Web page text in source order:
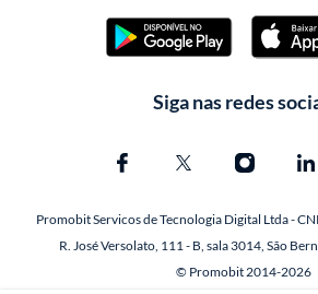
Siga nas redes
Promobit Servicos de Tecnologia Digital Ltda -
R. José Versolato, 111 - B, sala 3014, São
© Promobit 2014-2026